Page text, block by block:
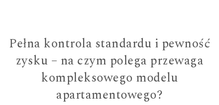
Pełna kontrola standardu i pewność
zysku – na czym polega przewaga
kompleksowego modelu
apartamentowego?